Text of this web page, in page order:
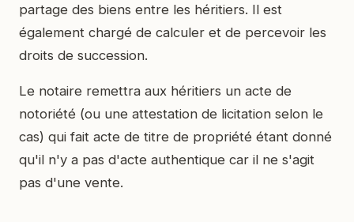
partage des biens entre les héritiers. Il est
également chargé de calculer et de percevoir les
droits de succession.
Le notaire remettra aux héritiers un acte de
notoriété (ou une attestation de licitation selon le
cas) qui fait acte de titre de propriété étant donné
qu'il n'y a pas d'acte authentique car il ne s'agit
pas d'une vente.